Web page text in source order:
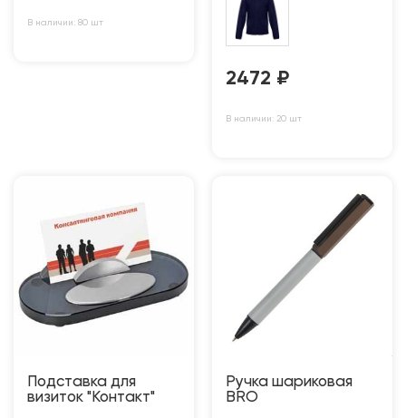
В наличии: 80 шт
2472 ₽
В наличии: 20 шт
Подставка для
визиток "Контакт"
Ручка шариковая
BRO